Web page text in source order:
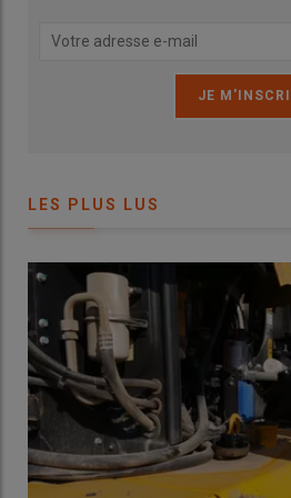
Avec son entreprise dénommée ETA
réalise des épandages
dose et intervient souvent chez
© D. Laisney
LES PLUS LUS